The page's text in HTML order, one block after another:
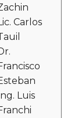
Carlos
Luis